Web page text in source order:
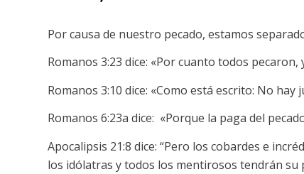
Por causa de nuestro pecado, estamos
Romanos 3:23 dice: «Por cuanto todos
Romanos 3:10 dice: «Como está escrito: No hay
Romanos 6:23a dice: «Porque la paga del
Apocalipsis 21:8 dice: “Pero los cobardes e
los idólatras y todos los mentirosos tendrán